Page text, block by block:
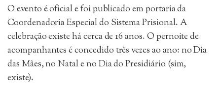
O evento é oficial e foi publicado em portaria da
Coordenadoria Especial do Sistema Prisional. A
celebração existe há cerca de 16 anos. O pernoite de
acompanhantes é concedido três vezes ao ano: no Dia
das Mães, no Natal e no Dia do Presidiário (sim,
existe).